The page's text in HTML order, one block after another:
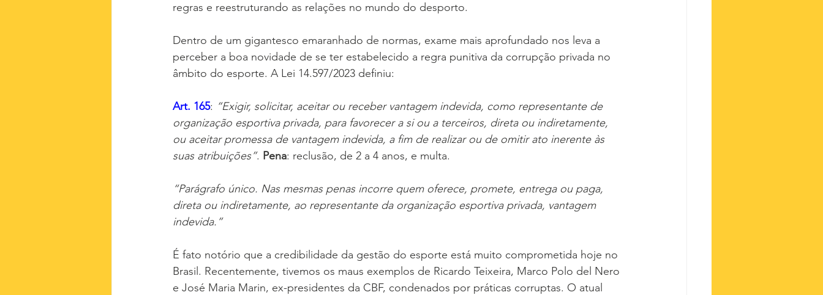
regras e reestruturando as relações no mundo do desporto.
Dentro de um gigantesco emaranhado de normas, exame mais aprofundado nos leva a
perceber a boa novidade de se ter estabelecido a regra punitiva da corrupção privada no
âmbito do esporte. A Lei 14.597/2023 definiu:
Art. 165: “Exigir, solicitar, aceitar ou receber vantagem indevida, como representante de
organização esportiva privada, para favorecer a si ou a terceiros, direta ou indiretamente,
ou aceitar promessa de vantagem indevida, a fim de realizar ou de omitir ato inerente às
suas atribuições”. Pena: reclusão, de 2 a 4 anos, e multa.
“Parágrafo único. Nas mesmas penas incorre quem oferece, promete, entrega ou paga,
direta ou indiretamente, ao representante da organização esportiva privada, vantagem
indevida.”
É fato notório que a credibilidade da gestão do esporte está muito comprometida hoje no
Brasil. Recentemente, tivemos os maus exemplos de Ricardo Teixeira, Marco Polo del Nero
e José Maria Marin, ex-presidentes da CBF, condenados por práticas corruptas. O atual